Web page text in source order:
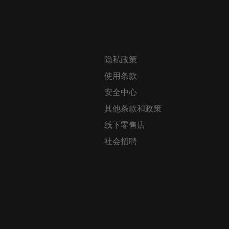
隐私政策
使用条款
安全中心
其他条款和政策
线下零售店
社会招聘